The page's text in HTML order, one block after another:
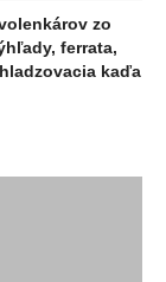
zo
ferrata,
kaďa